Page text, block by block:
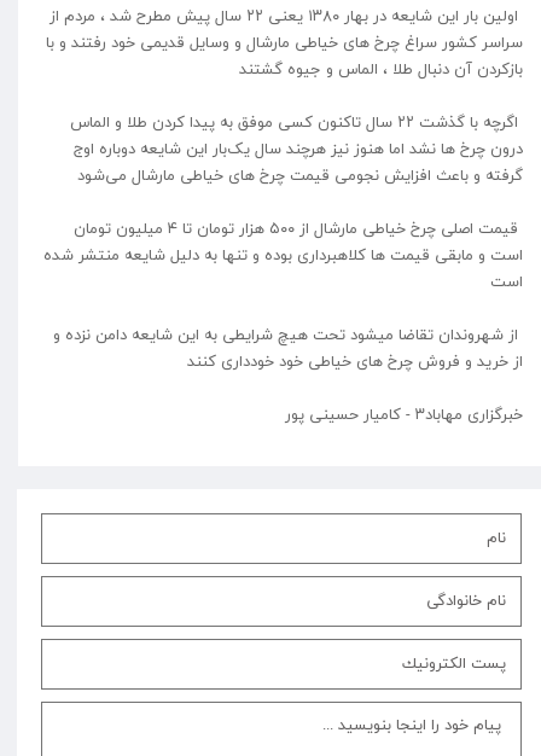
اولین بار این شایعه در بهار ۱۳۸۰ یعنی ۲۲ سال پیش مطرح شد ، مردم از
سراسر کشور سراغ چرخ های خیاطی مارشال و وسایل قدیمی خود رفتند و با
بازکردن آن دنبال طلا ، الماس و جیوه گشتند
اگرچه با گذشت ۲۲ سال تاکنون کسی موفق به پیدا کردن طلا و الماس
درون چرخ ها نشد اما هنوز نیز هر‌چند سال یک‌بار این شایعه دوباره اوج
گرفته و باعث افزایش نجومی قیمت چرخ های خیاطی مارشال می‌شود
قیمت اصلی چرخ خیاطی مارشال از ۵۰۰ هزار تومان تا ۴ میلیون تومان
است و مابقی قیمت ها کلاهبرداری بوده و تنها به دلیل شایعه منتشر شده
است
از شهروندان تقاضا میشود تحت هیچ شرایطی به این شایعه دامن نزده و
از خرید و فروش چرخ های خیاطی خود خودداری کنند
خبرگزاری مهاباد۳ - کامیار حسینی پور